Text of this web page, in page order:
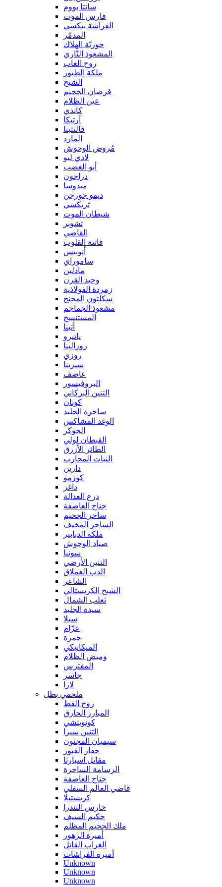
سانتا بووم
فارس الموت
الفراشة بيكسي
المدمّر
حوريّة الهلاك
المشعوذ النّاري
روح الغاب
ملكة الطيور
الشبح
قرصان الجحيم
عين الظلام
كاندي
آرتيكا
فالنتينا
المارد
مُروض الوحوش
لادي ليو
أبو الغضب
دراجون
ميدوسا
ديمو جورجن
تريكسي
شيطان الموت
تشوبر
القاضي
فاتنة القلوب
أنوبيس
ساموراي
مادلين
وحيد القرن
زمردة الفولاذية
سكلتون المجنح
مشعوذ الجماجم
المستنسخ
أثينا
ياتيرو
روزالينا
روزي
سيرينا
عاصف
البروفيسور
التنين البركاني
كونان
ساحرة الجليد
الوغد المشاكس
الجوكر
القبطان لولي
الطائر الأزرق
النبات المحارب
دارين
كوزمو
داغر
درع العدالة
جناح العاصفة
ساحر الجحيم
الساحر المخيف
ملكة الدبابير
صياد الوحوش
سونيا
التنين الأرضي
الدب العملاق
الشاعر
الشبح الكريستالي
ثعلب الشمال
سيدة الجليد
سيلا
عزّام
جمرة
الميكانيكي
وميض الظلام
المفترس
جاسر
لارا
ملحمي بطل
روح القط
المبارز الحارق
كونويتشي
التنين سيرا
سيميان المجنون
حفار القبور
مقاتل اسبارتا
الرسامة الساحرة
جناح العاصفة
قاضي العالم السفلي
كريستيلا
حارس التندرا
حكيم السيف
ملك الجحيم المظلم
أميرة الزهور
الغراب القاتل
أميرة الفراشات
Unknown
Unknown
Unknown